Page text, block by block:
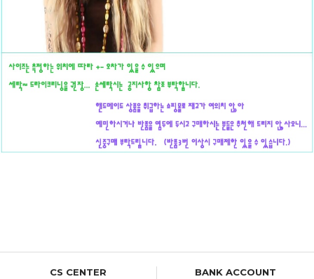
CS CENTER BANK ACCOUNT